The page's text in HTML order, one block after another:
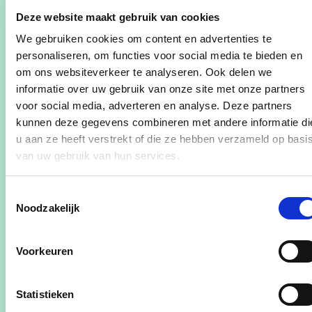
Deze website maakt gebruik van cookies
We gebruiken cookies om content en advertenties te
personaliseren, om functies voor social media te bieden en
om ons websiteverkeer te analyseren. Ook delen we
informatie over uw gebruik van onze site met onze partners
voor social media, adverteren en analyse. Deze partners
kunnen deze gegevens combineren met andere informatie
u aan ze heeft verstrekt of die ze hebben verzameld op
van uw gebruik van hun services.
Noodzakelijk
Voorkeuren
Statistieken